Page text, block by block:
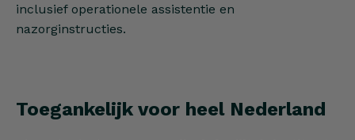
inclusief operationele assistentie en
nazorginstructies.
Toegankelijk voor heel Nederland